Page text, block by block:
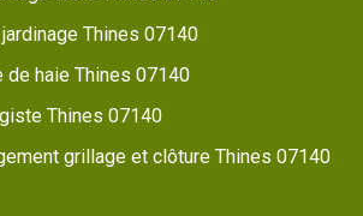
Thines 07140
de haie Thines 07140
Thines 07140
grillage et clôture Thines 07140